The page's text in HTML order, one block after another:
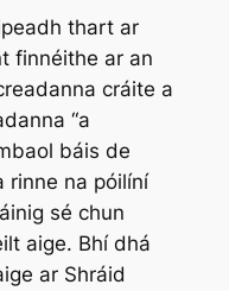
thart ar
finnéithe ar an
cráite a
“a
báis de
rinne na póilíní
sé chun
aige. Bhí dhá
ar Shráid